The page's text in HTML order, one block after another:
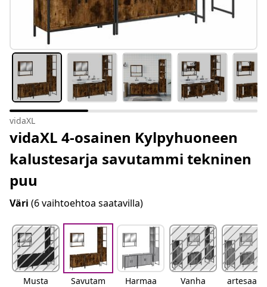
vidaXL
vidaXL 4-osainen Kylpyhuoneen
kalustesarja savutammi tekninen
puu
Väri (6 vaihtoehtoa saatavilla)
Musta
Savutam
Harmaa
Vanha
artesaani